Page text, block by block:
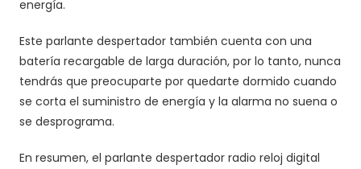
energía.
Este parlante despertador también cuenta con una
batería recargable de larga duración, por lo tanto, nunca
tendrás que preocuparte por quedarte dormido cuando
se corta el suministro de energía y la alarma no suena o
se desprograma.
En resumen, el parlante despertador radio reloj digital